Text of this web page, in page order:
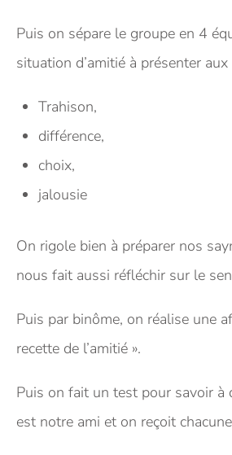
Puis on sépare le groupe en 4
situation d’amitié à présenter
Trahison,
différence,
choix,
jalousie
On rigole bien à préparer nos
nous fait aussi réfléchir sur le
Puis par binôme, on réalise une
recette de l’amitié ».
Puis on fait un test pour savoir à
est notre ami et on reçoit